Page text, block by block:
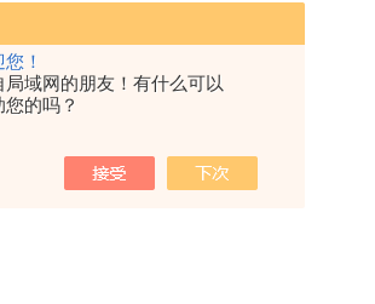
！
局域网的朋友！有什么可以
您的吗？